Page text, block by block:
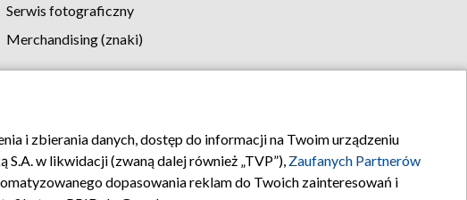
Serwis fotograficzny
Merchandising (znaki)
Biuro reklamy Kontakt
i zbierania danych, dostęp do informacji na Twoim urządzeniu
w likwidacji (zwaną dalej również „TVP”), Zaufanych Partnerów
dopasowania reklam do Twoich zainteresowań i